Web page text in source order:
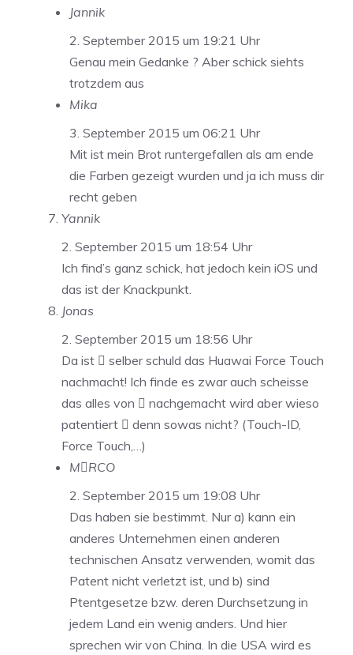
Jannik
2. September 2015 um 19:21 Uhr
Genau mein Gedanke ? Aber schick siehts
trotzdem aus
Mika
3. September 2015 um 06:21 Uhr
Mit ist mein Brot runtergefallen als am ende
die Farben gezeigt wurden und ja ich muss dir
recht geben
Yannik
2. September 2015 um 18:54 Uhr
Ich find’s ganz schick, hat jedoch kein iOS und
das ist der Knackpunkt.
Jonas
2. September 2015 um 18:56 Uhr
Da ist  selber schuld das Huawai Force Touch
nachmacht! Ich finde es zwar auch scheisse
das alles von  nachgemacht wird aber wieso
patentiert  denn sowas nicht? (Touch-ID,
Force Touch,…)
MRCO
2. September 2015 um 19:08 Uhr
Das haben sie bestimmt. Nur a) kann ein
anderes Unternehmen einen anderen
technischen Ansatz verwenden, womit das
Patent nicht verletzt ist, und b) sind
Ptentgesetze bzw. deren Durchsetzung in
jedem Land ein wenig anders. Und hier
sprechen wir von China. In die USA wird es